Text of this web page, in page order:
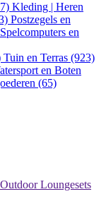
Kleding | Heren
Postzegels en
Spelcomputers en
Tuin en Terras (923)
en Boten
(65)
Loungesets